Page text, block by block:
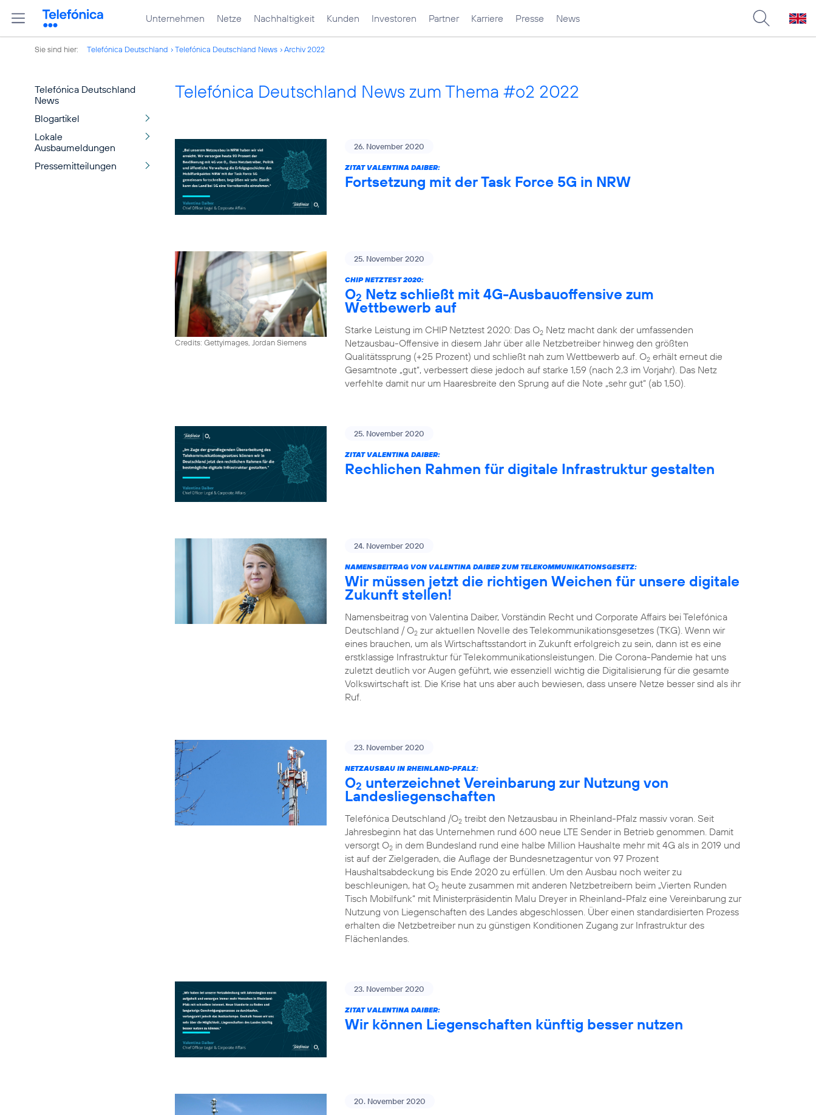
Unternehmen Netze Nachhaltigkeit Kunden Investoren Partner Karriere Presse News
Sie sind hier: Telefónica Deutschland Telefónica Deutschland News Archiv 2022
Telefónica Deutschland
News
Blogartikel
Lokale
Ausbaumeldungen
Pressemitteilungen
Telefónica Deutschland News zum Thema #o2 2022
26. November 2020
ZITAT VALENTINA DAIBER:
Fortsetzung mit der Task Force 5G in NRW
Credits: Gettyimages, Jordan Siemens
25. November 2020
CHIP NETZTEST 2020:
O2 Netz schließt mit 4G-Ausbauoffensive zum
Wettbewerb auf
Starke Leistung im CHIP Netztest 2020: Das O2 Netz macht dank der umfassenden
Netzausbau-Offensive in diesem Jahr über alle Netzbetreiber hinweg den größten
Qualitätssprung (+25 Prozent) und schließt nah zum Wettbewerb auf. O2 erhält erneut die
Gesamtnote „gut“, verbessert diese jedoch auf starke 1,59 (nach 2,3 im Vorjahr). Das Netz
verfehlte damit nur um Haaresbreite den Sprung auf die Note „sehr gut“ (ab 1,50).
25. November 2020
ZITAT VALENTINA DAIBER:
Rechlichen Rahmen für digitale Infrastruktur gestalten
24. November 2020
NAMENSBEITRAG VON VALENTINA DAIBER ZUM TELEKOMMUNIKATIONSGESETZ:
Wir müssen jetzt die richtigen Weichen für unsere digitale
Zukunft stellen!
Namensbeitrag von Valentina Daiber, Vorständin Recht und Corporate Affairs bei Telefónica
Deutschland / O2 zur aktuellen Novelle des Telekommunikationsgesetzes (TKG). Wenn wir
eines brauchen, um als Wirtschaftsstandort in Zukunft erfolgreich zu sein, dann ist es eine
erstklassige Infrastruktur für Telekommunikationsleistungen. Die Corona-Pandemie hat uns
zuletzt deutlich vor Augen geführt, wie essenziell wichtig die Digitalisierung für die gesamte
Volkswirtschaft ist. Die Krise hat uns aber auch bewiesen, dass unsere Netze besser sind als ihr
Ruf.
23. November 2020
NETZAUSBAU IN RHEINLAND-PFALZ:
O2 unterzeichnet Vereinbarung zur Nutzung von
Landesliegenschaften
Telefónica Deutschland /O2 treibt den Netzausbau in Rheinland-Pfalz massiv voran. Seit
Jahresbeginn hat das Unternehmen rund 600 neue LTE Sender in Betrieb genommen. Damit
versorgt O2 in dem Bundesland rund eine halbe Million Haushalte mehr mit 4G als in 2019 und
ist auf der Zielgeraden, die Auflage der Bundesnetzagentur von 97 Prozent
Haushaltsabdeckung bis Ende 2020 zu erfüllen. Um den Ausbau noch weiter zu
beschleunigen, hat O2 heute zusammen mit anderen Netzbetreibern beim „Vierten Runden
Tisch Mobilfunk“ mit Ministerpräsidentin Malu Dreyer in Rheinland-Pfalz eine Vereinbarung zur
Nutzung von Liegenschaften des Landes abgeschlossen. Über einen standardisierten Prozess
erhalten die Netzbetreiber nun zu günstigen Konditionen Zugang zur Infrastruktur des
Flächenlandes.
23. November 2020
ZITAT VALENTINA DAIBER:
Wir können Liegenschaften künftig besser nutzen
20. November 2020